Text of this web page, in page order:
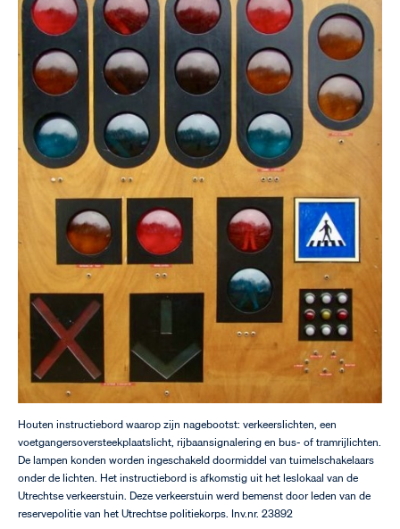
Houten instructiebord waarop zijn nagebootst: verkeerslichten, een
voetgangersoversteekplaatslicht, rijbaansignalering en bus- of tramrijlichten.
De lampen konden worden ingeschakeld doormiddel van tuimelschakelaars
onder de lichten. Het instructiebord is afkomstig uit het leslokaal van de
Utrechtse verkeerstuin. Deze verkeerstuin werd bemenst door leden van de
reservepolitie van het Utrechtse politiekorps. Inv.nr. 23892